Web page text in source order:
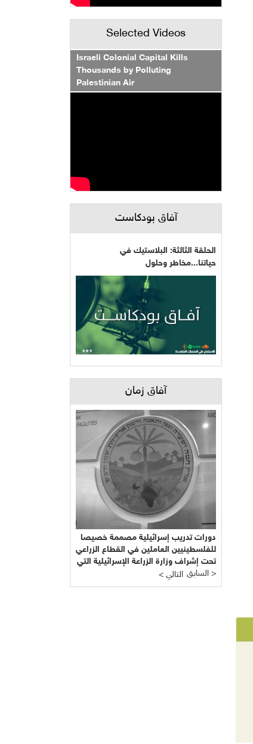
Selected Videos
Israeli Colonial Capital Kills
Thousands by Polluting
Palestinian Air
آفاق بودكاست
الحلقة الثالثة: البلاستيك في
حياتنا...مخاطر وحلول
آفاق زمان
دورات تدريب إسرائيلية مصممة خصيصا
للفلسطينيين العاملين في القطاع الزراعي
تحت إشراف وزارة الزراعة الإسرائيلية التي
يرأسها يائير شَمِير نائب ليبرمان رئيس
"إسرائيل بيتنا"!!!
< التالي السابق >